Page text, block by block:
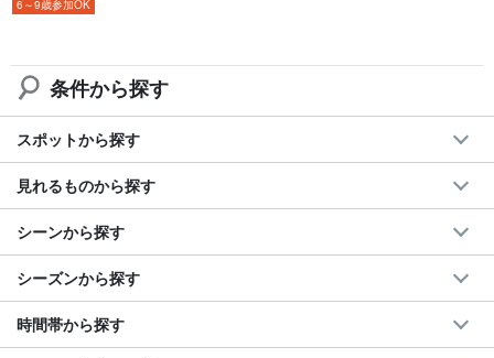
6～9歳参加OK
条件から探す
スポットから探す
見れるものから探す
シーンから探す
シーズンから探す
時間帯から探す